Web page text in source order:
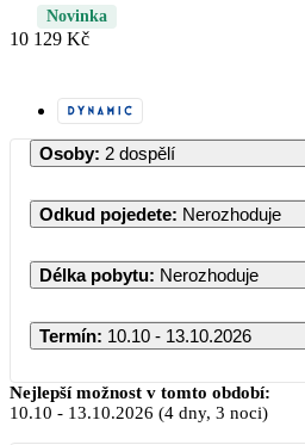
Novinka
10 129 Kč
Osoby: 2 dospělí
Odkud pojedete: Nerozhoduje
Délka pobytu: Nerozhoduje
Termín: 10.10 - 13.10.2026
Říjen
Nejlepší možnost v tomto období:
10.10 - 13.10.2026 (4 dny, 3 noci)